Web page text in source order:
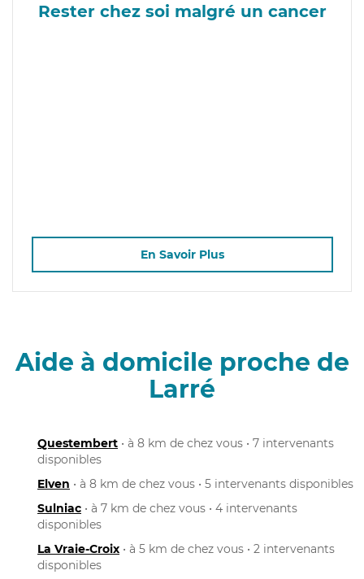
Rester chez soi malgré un cancer
En Savoir Plus
Aide à domicile proche de
Larré
Questembert • à 8 km de chez vous • 7 intervenants
disponibles
Elven • à 8 km de chez vous • 5 intervenants disponibles
Sulniac • à 7 km de chez vous • 4 intervenants
disponibles
La Vraie-Croix • à 5 km de chez vous • 2 intervenants
disponibles